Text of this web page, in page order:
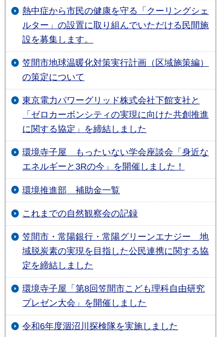
熱中症から市民の健康を守る「クーリングシェ
ルター」の設置に取り組んでいただける民間施
設を募集します。
笠間市地球温暖化対策実行計画（区域施策編）
の策定について
東京電力パワーグリッド株式会社下館支社と
「ゼロカーボンシティの実現に向けた共創推進
に関する協定」を締結しました
環境寺⼦屋 もったいない学会座談会「⾝近な
エネルギーと3Rの今」を開催しました！
環境推進部 補助金一覧
これまでの自然観察会の記録
笠間市・常陽銀行・常陽グリーンエナジー 地
域脱炭素の実現を目指した公民連携に関する協
定を締結しました
環境寺子屋「第8回笠間市こども理科自由研究
プレゼン大会」を開催しました
令和6年度涸沼川探検隊を実施しました